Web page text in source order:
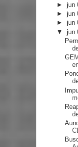
►jun
►jun
►jun
▼jun